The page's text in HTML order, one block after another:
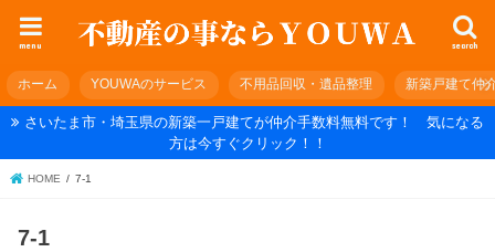
search
menu
ホーム YOUWAのサービス 不用品回収・遺品整理 新築戸建て仲
さいたま市・埼玉県の新築一戸建てが仲介手数料無料です！ 気になる
方は今すぐクリック！！
HOME 7-1
7-1